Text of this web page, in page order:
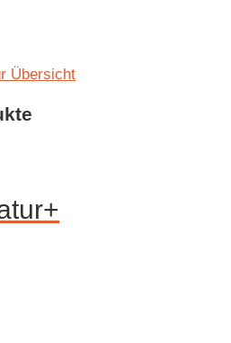
Übersicht